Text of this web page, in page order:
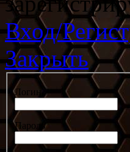
Вход/
Закрыть
Логин
Пароль